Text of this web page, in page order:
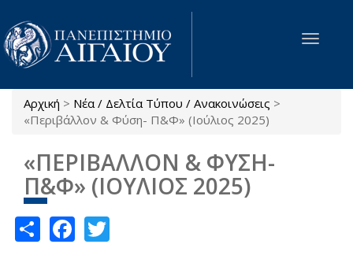
Παράκαμψη προς το κυρίως περιεχόμενο
Toggle
Είστε εδώ
Αρχική > Νέα / Δελτία Τύπου / Ανακοινώσεις >
«Περιβάλλον & Φύση- Π&Φ» (Ιούλιος 2025)
«ΠΕΡΙΒΑΛΛΟΝ & ΦΥΣΗ-
Π&Φ» (ΙΟΥΛΙΟΣ 2025)
ShareFacebook